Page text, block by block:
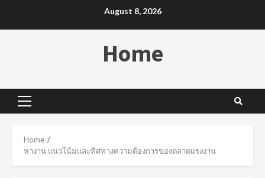
August 8, 2026
Home
Primary
Home
หางาน แนวโน้มและทิศทางความต้องการของตลาดแรงงาน